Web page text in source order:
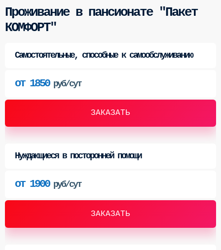
Проживание в пансионате "Пакет
КОМФОРТ"
Самостоятельные, способные к самообслуживанию
ЗАКАЗАТЬ
от 1850руб/сут
Нуждающиеся в посторонней помощи
ЗАКАЗАТЬ
от 1900руб/сут